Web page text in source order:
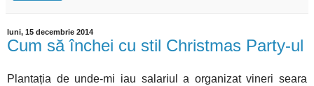
luni, 15 decembrie 2014
Cum să închei cu stil Christmas Party-ul
Plantația de unde-mi iau salariul a organizat vineri seara